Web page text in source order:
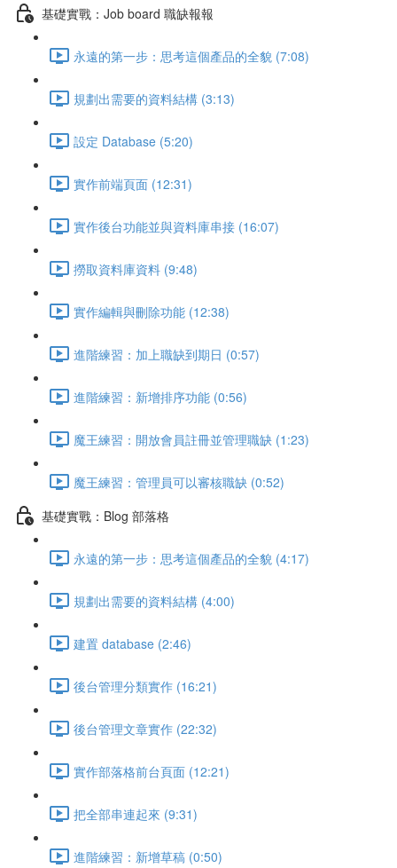
基礎實戰：Job board 職缺報報
永遠的第一步：思考這個產品的全貌 (7:08)
規劃出需要的資料結構 (3:13)
設定 Database (5:20)
實作前端頁面 (12:31)
實作後台功能並與資料庫串接 (16:07)
撈取資料庫資料 (9:48)
實作編輯與刪除功能 (12:38)
進階練習：加上職缺到期日 (0:57)
進階練習：新增排序功能 (0:56)
魔王練習：開放會員註冊並管理職缺 (1:23)
魔王練習：管理員可以審核職缺 (0:52)
基礎實戰：Blog 部落格
永遠的第一步：思考這個產品的全貌 (4:17)
規劃出需要的資料結構 (4:00)
建置 database (2:46)
後台管理分類實作 (16:21)
後台管理文章實作 (22:32)
實作部落格前台頁面 (12:21)
把全部串連起來 (9:31)
進階練習：新增草稿 (0:50)